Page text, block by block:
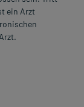
ein Arzt